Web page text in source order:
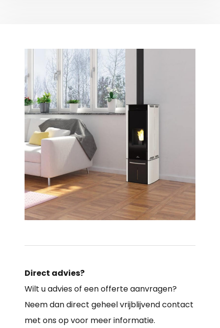
Direct advies?
Wilt u advies of een offerte aanvragen?
Neem dan direct geheel vrijblijvend contact
met ons op voor meer informatie.